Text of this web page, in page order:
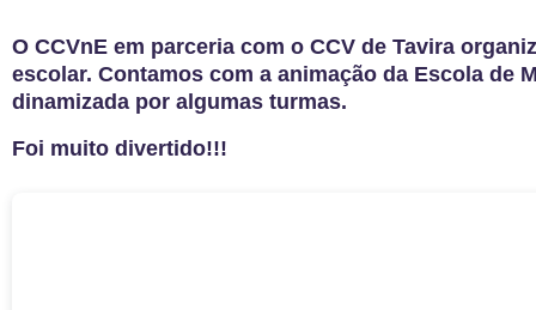
O CCVnE em parceria com o CCV de Tavira
escolar. Contamos com a animação da Escola de
dinamizada por algumas turmas.
Foi muito divertido!!!